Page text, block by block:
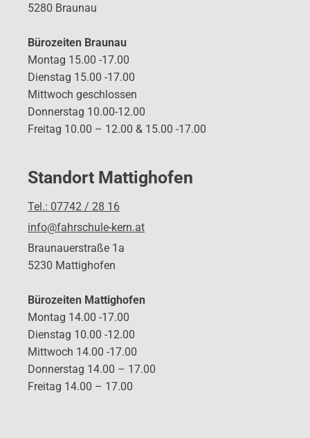
5280 Braunau
Bürozeiten Braunau
Montag 15.00 -17.00
Dienstag 15.00 -17.00
Mittwoch geschlossen
Donnerstag 10.00-12.00
Freitag 10.00 – 12.00 & 15.00 -17.00
Standort Mattighofen
Tel.: 07742 / 28 16
info@fahrschule-kern.at
Braunauerstraße 1a
5230 Mattighofen
Bürozeiten Mattighofen
Montag 14.00 -17.00
Dienstag 10.00 -12.00
Mittwoch 14.00 -17.00
Donnerstag 14.00 – 17.00
Freitag 14.00 – 17.00